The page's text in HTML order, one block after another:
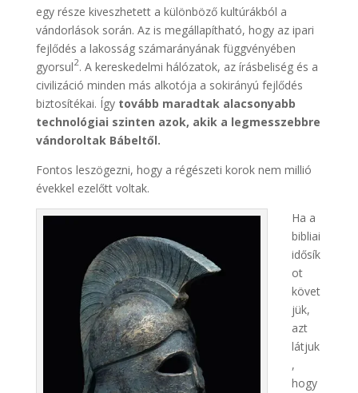
egy része kiveszhetett a különböző kultúrákból a
vándorlások során. Az is megállapítható, hogy az ipari
fejlődés a lakosság számarányának függvényében
gyorsul2. A kereskedelmi hálózatok, az írásbeliség és a
civilizáció minden más alkotója a sokirányú fejlődés
biztosítékai. Így tovább maradtak alacsonyabb
technológiai szinten azok, akik a legmesszebbre
vándoroltak Bábeltől.
Fontos leszögezni, hogy a régészeti korok nem millió
évekkel ezelőtt voltak.
Ha a
bibliai
idősík
ot
követ
jük,
azt
látjuk
,
hogy